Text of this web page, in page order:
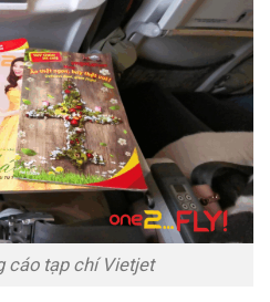
cáo tạp chí Vietjet